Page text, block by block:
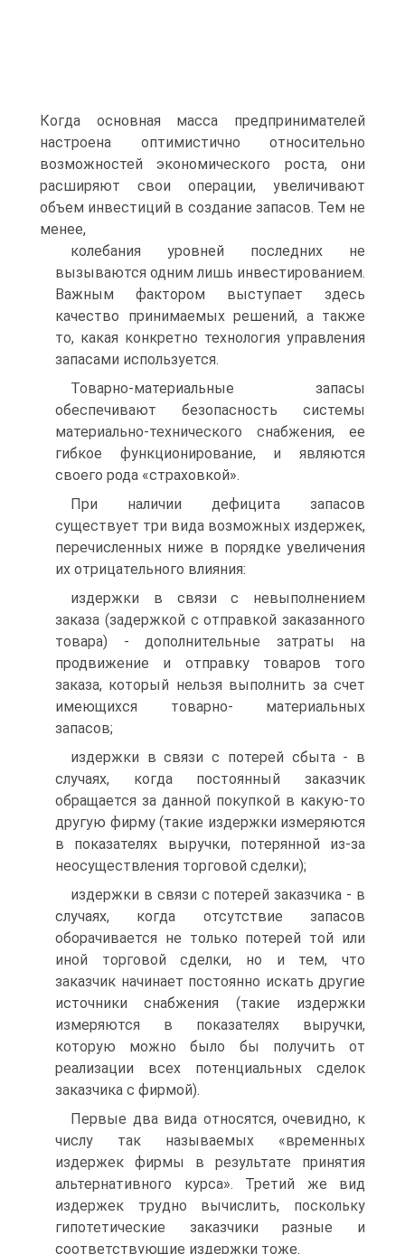
Когда основная масса предпринимателей
настроена оптимистично относительно
возможностей экономического роста, они
расширяют свои операции, увеличивают
объем инвестиций в создание запасов. Тем не
менее,
колебания уровней последних не
вызываются одним лишь инвестированием.
Важным фактором выступает здесь
качество принимаемых решений, а также
то, какая конкретно технология управления
запасами используется.
Товарно-материальные запасы
обеспечивают безопасность системы
материально-технического снабжения, ее
гибкое функционирование, и являются
своего рода «страховкой».
При наличии дефицита запасов
существует три вида возможных издержек,
перечисленных ниже в порядке увеличения
их отрицательного влияния:
издержки в связи с невыполнением
заказа (задержкой с отправкой заказанного
товара) - дополнительные затраты на
продвижение и отправку товаров того
заказа, который нельзя выполнить за счет
имеющихся товарно- материальных
запасов;
издержки в связи с потерей сбыта - в
случаях, когда постоянный заказчик
обращается за данной покупкой в какую-то
другую фирму (такие издержки измеряются
в показателях выручки, потерянной из-за
неосуществления торговой сделки);
издержки в связи с потерей заказчика - в
случаях, когда отсутствие запасов
оборачивается не только потерей той или
иной торговой сделки, но и тем, что
заказчик начинает постоянно искать другие
источники снабжения (такие издержки
измеряются в показателях выручки,
которую можно было бы получить от
реализации всех потенциальных сделок
заказчика с фирмой).
Первые два вида относятся, очевидно, к
числу так называемых «временных
издержек фирмы в результате принятия
альтернативного курса». Третий же вид
издержек трудно вычислить, поскольку
гипотетические заказчики разные и
соответствующие издержки тоже.